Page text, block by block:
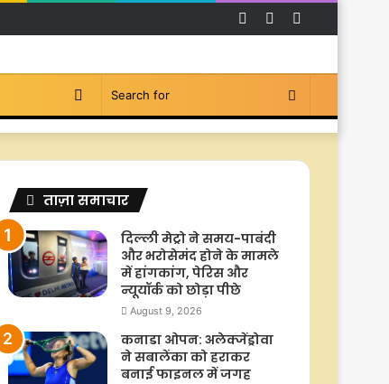
YouTube
Facebook
Search
for
Switch
skin
ताज़ा समाचार
दिल्ली मेट्रो ने समय-पाबंदी
और भरोसेमंद होने के मामले
में हांगकांग, पेरिस और
न्यूयॉर्क को छोड़ा पीछे
August 9, 2026
कनाडा ओपन: अलेक्जेंड्रोवा
ने सबालेंका को हराकर
बनाई फाइनल में जगह